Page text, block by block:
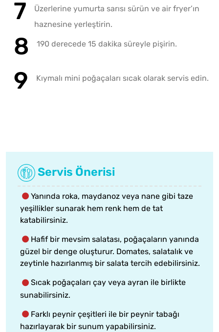
Üzerlerine yumurta sarısı sürün ve air fryer’ın
haznesine yerleştirin.
190 derecede 15 dakika süreyle pişirin.
Kıymalı mini poğaçaları sıcak olarak servis edin.
Servis Önerisi
Yanında roka, maydanoz veya nane gibi taze
yeşillikler sunarak hem renk hem de tat
katabilirsiniz.
Hafif bir mevsim salatası, poğaçaların yanında
güzel bir denge oluşturur. Domates, salatalık ve
zeytinle hazırlanmış bir salata tercih edebilirsiniz.
Sıcak poğaçaları çay veya ayran ile birlikte
sunabilirsiniz.
Farklı peynir çeşitleri ile bir peynir tabağı
hazırlayarak bir sunum yapabilirsiniz.